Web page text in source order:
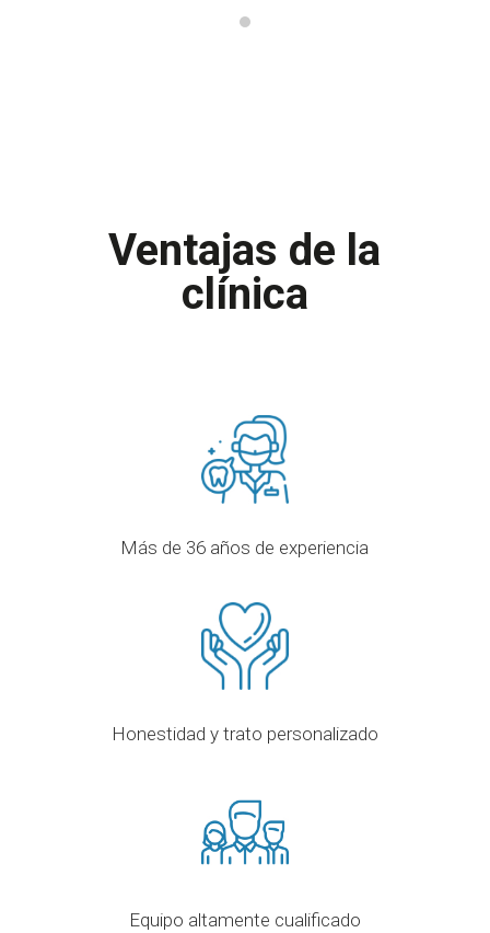
Ventajas de la
clínica
Más de 36 años de experiencia
Honestidad y trato personalizado
Equipo altamente cualificado